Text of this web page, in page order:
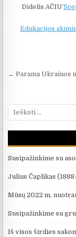
Didelis AČIŪ
Edukacijos
← Parama Ukrainos
Ieškoti:
Susipažinkime su
Julius Čaplikas
Mūsų 2022 m.
Susipažinkime su
Iš visos širdies